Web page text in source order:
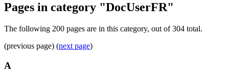
Pages in category "DocUserFR"
The following 200 pages are in this category, out of 304 total.
(previous page) (next page)
A